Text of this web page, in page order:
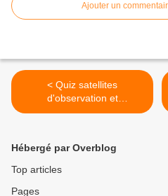
Ajouter un
< Quiz satellites
d'observation et
environnement : mois
Hébergé par Overblog
Top articles
Pages